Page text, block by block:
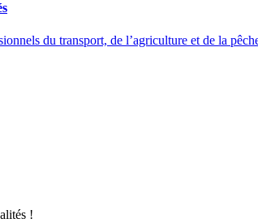
du transport, de l’agriculture et de la
!